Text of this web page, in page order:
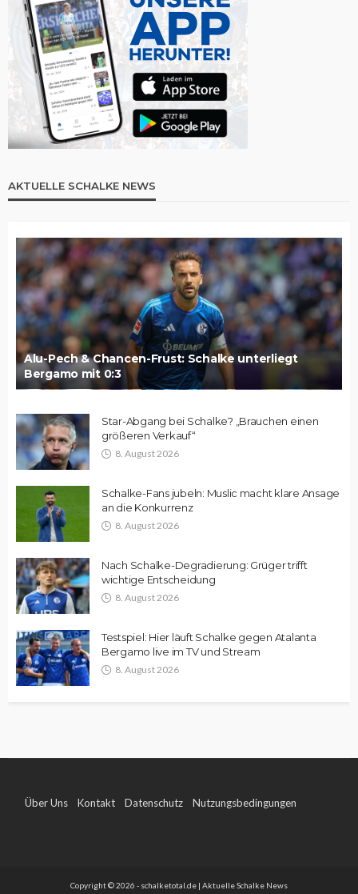
AKTUELLE SCHALKE NEWS
Alu-Pech & Chancen-Frust: Schalke unterliegt
Bergamo mit 0:3
Star-Abgang bei Schalke? „Brauchen einen
größeren Verkauf“
8. August 2026
Schalke-Fans jubeln: Muslic macht klare Ansage
an die Konkurrenz
8. August 2026
Nach Schalke-Degradierung: Grüger trifft
wichtige Entscheidung
8. August 2026
Testspiel: Hier läuft Schalke gegen Atalanta
Bergamo live im TV und Stream
8. August 2026
Über Uns Kontakt Datenschutz Nutzungsbedingungen
Copyright © 2026 - schalketotal.de | Aktuelle Schalke News